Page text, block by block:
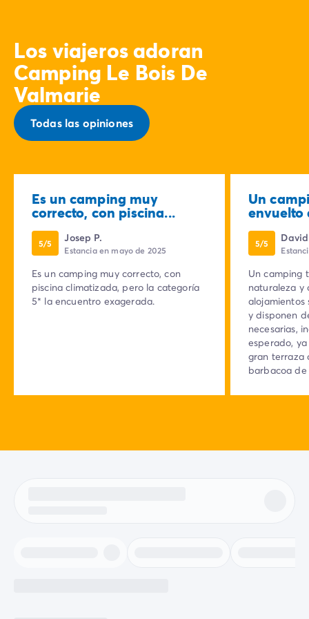
Los viajeros adoran
Camping Le Bois De
Valmarie
Todas las opiniones
Es un camping muy
correcto, con piscina...
5/5 Josep P.
Estancia en mayo de 2025
Es un camping muy correcto, con
piscina climatizada, pero la categoría
5* la encuentro exagerada.
Un
envuelto
5/5
Un camping
naturaleza y
alojamientos
y disponen
necesarias,
esperado,
gran terraza
barbacoa de
empleados
mejor,